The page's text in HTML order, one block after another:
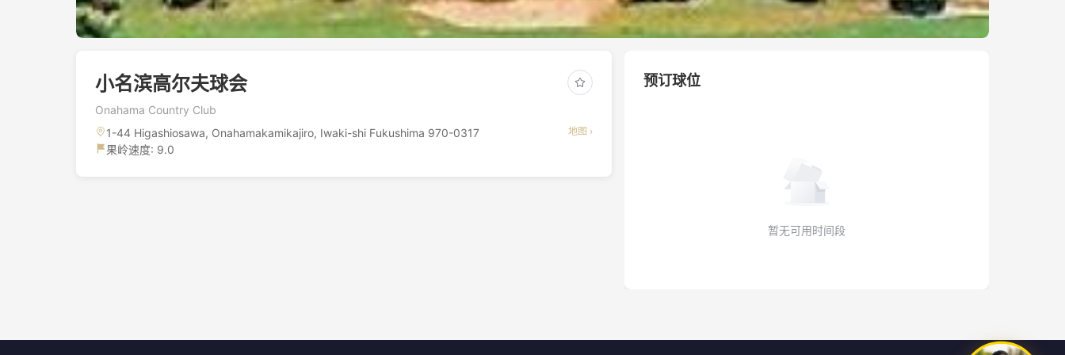
小名滨高尔夫球会
Onahama Country Club
1-44 Higashiosawa, Onahamakamikajiro, Iwaki-shi Fukushima 970-0317
地图 ›
果岭速度: 9.0
预订球位
暂无可用时间段